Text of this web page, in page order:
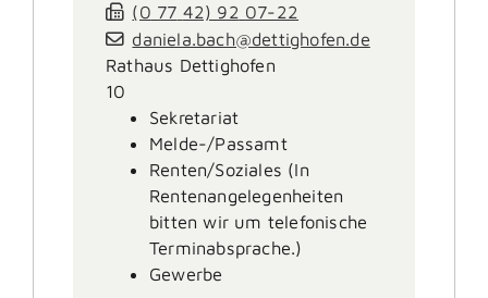
(0 77 42) 92 07-22
daniela.bach@dettighofen.de
Rathaus Dettighofen
10
Sekretariat
Melde-/Passamt
Renten/Soziales (In
Rentenangelegenheiten
bitten wir um telefonische
Terminabsprache.)
Gewerbe